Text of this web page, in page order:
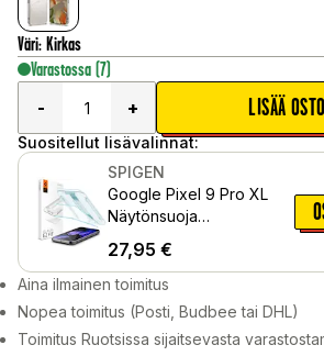
Väri: Kirkas
Varastossa (7)
-
+ LISÄÄ
Suositellut lisävalinnat:
SPIGEN
Google Pixel 9 Pro XL
Näytönsuoja
pack) GLAS.tR EZ Fit
27,95 €
Aina ilmainen toimitus
Nopea toimitus (Posti, Budbee tai DHL)
Toimitus Ruotsissa sijaitsevasta